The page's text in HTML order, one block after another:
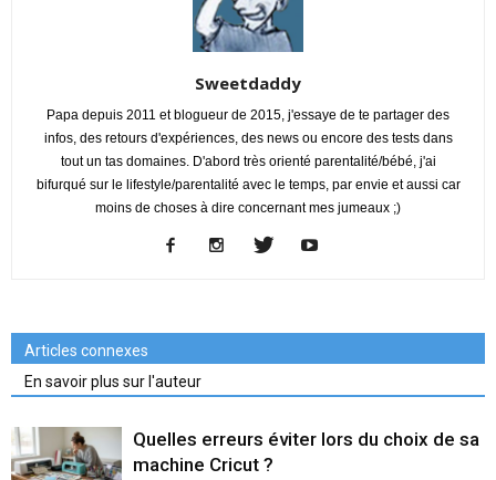
Sweetdaddy
Papa depuis 2011 et blogueur de 2015, j'essaye de te partager des
infos, des retours d'expériences, des news ou encore des tests dans
tout un tas domaines. D'abord très orienté parentalité/bébé, j'ai
bifurqué sur le lifestyle/parentalité avec le temps, par envie et aussi car
moins de choses à dire concernant mes jumeaux ;)
Articles connexes
En savoir plus sur l'auteur
Quelles erreurs éviter lors du choix de sa
machine Cricut ?